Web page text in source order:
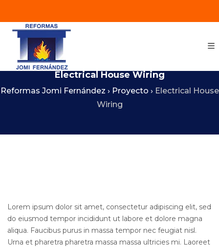
Electrical House Wiring
Reformas Jomi Fernández › Proyecto › Electrical House
Wiring
Lorem ipsum dolor sit amet, consectetur adipiscing elit, sed
do eiusmod tempor incididunt ut labore et dolore magna
aliqua. Faucibus purus in massa tempor nec feugiat nisl.
Urna et pharetra pharetra massa massa ultricies mi. Laoreet